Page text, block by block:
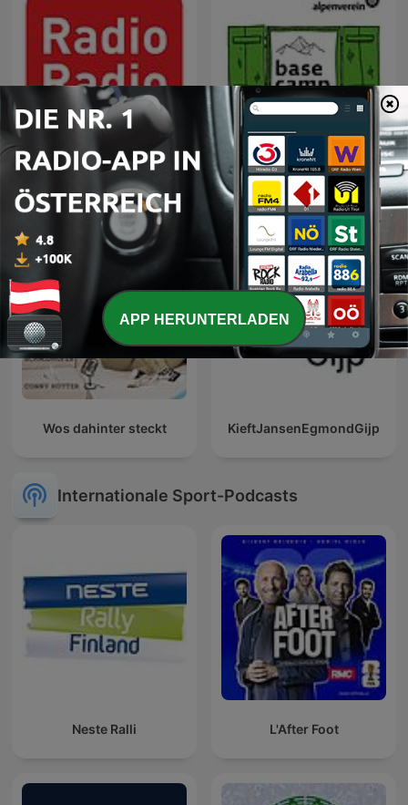
Radio Radio alpenverein basecamp
Wos dahinter steckt KieftJansenEgmondGijp
Internationale Sport-Podcasts
Neste Ralli L'After Foot
APP HERUNTERLADEN